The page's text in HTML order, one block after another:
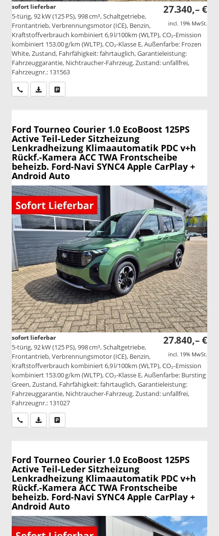
27.340,– €
incl. 19% MwSt.
sofort lieferbar
5-türig, 92 kW (125 PS), 998 cm³, Schaltgetriebe,
Frontantrieb, Verbrennungsmotor (ICE), Benzin,
Kraftstoffverbrauch kombiniert 6,9 l/100km (WLTP), CO₂-Emission
kombiniert 153.00 g/km (WLTP), CO₂-Klasse E, Außenfarbe: Frozen
White, Zustand, Fahrfähigkeit: fahrtauglich, Garantieleistung:
Fahrzeuggarantie, Nichtraucher-Fahrzeug, Zustand: unfallfrei,
Fahrzeugnr.: 131563
Wir rufen Sie anPDF-Datei, Fahrzeugexposé drucken
Ford Tourneo Courier 1.0 EcoBoost 125PS
Active Teil-Leder Sitzheizung
Lenkradheizung Klimaautomatik PDC v+h
Rückf.-Kamera ACC TWA Frontscheibe
beheizb. Ford-Navi SYNC4 Apple CarPlay +
Android Auto
27.840,– €
incl. 19% MwSt.
sofort lieferbar
5-türig, 92 kW (125 PS), 998 cm³, Schaltgetriebe,
Frontantrieb, Verbrennungsmotor (ICE), Benzin,
Kraftstoffverbrauch kombiniert 6,9 l/100km (WLTP), CO₂-Emission
kombiniert 153.00 g/km (WLTP), CO₂-Klasse E, Außenfarbe: Bursting
Green, Zustand, Fahrfähigkeit: fahrtauglich, Garantieleistung:
Fahrzeuggarantie, Nichtraucher-Fahrzeug, Zustand: unfallfrei,
Fahrzeugnr.: 131027
Wir rufen Sie anPDF-Datei, Fahrzeugexposé drucken
Ford Tourneo Courier 1.0 EcoBoost 125PS
Active Teil-Leder Sitzheizung
Lenkradheizung Klimaautomatik PDC v+h
Rückf.-Kamera ACC TWA Frontscheibe
beheizb. Ford-Navi SYNC4 Apple CarPlay +
Android Auto